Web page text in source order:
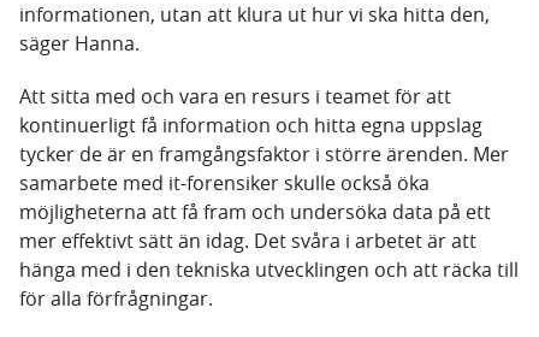
informationen, utan att klura ut hur vi ska hitta den,
säger Hanna.
Att sitta med och vara en resurs i teamet för att
kontinuerligt få information och hitta egna uppslag
tycker de är en framgångsfaktor i större ärenden. Mer
samarbete med it-forensiker skulle också öka
möjligheterna att få fram och undersöka data på ett
mer effektivt sätt än idag. Det svåra i arbetet är att
hänga med i den tekniska utvecklingen och att räcka till
för alla förfrågningar.